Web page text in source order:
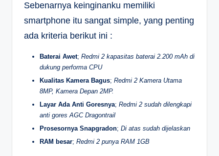
Sebenarnya keinginanku memiliki
smartphone itu sangat simple, yang penting
ada kriteria berikut ini :
Baterai Awet; Redmi 2 kapasitas baterai 2.200 mAh di
dukung performa CPU
Kualitas Kamera Bagus; Redmi 2 Kamera Utama
8MP, Kamera Depan 2MP.
Layar Ada Anti Goresnya; Redmi 2 sudah dilengkapi
anti gores AGC Dragontrail
Prosesornya Snapgradon; Di atas sudah dijelaskan
RAM besar; Redmi 2 punya RAM 1GB